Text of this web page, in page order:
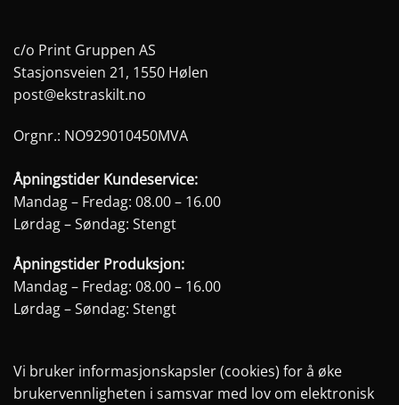
c/o Print Gruppen AS
Stasjonsveien 21, 1550 Hølen
post@ekstraskilt.no
Orgnr.: NO929010450MVA
Åpningstider Kundeservice:
Mandag – Fredag: 08.00 – 16.00
Lørdag – Søndag: Stengt
Åpningstider Produksjon:
Mandag – Fredag: 08.00 – 16.00
Lørdag – Søndag: Stengt
Vi bruker informasjonskapsler (cookies) for å øke
brukervennligheten i samsvar med lov om elektronisk